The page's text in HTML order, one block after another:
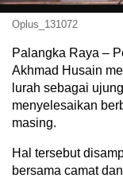
Oplus_131072
Palangka Raya –
Akhmad Husain
lurah sebagai
menyelesaikan
masing.
Hal tersebut
bersama camat